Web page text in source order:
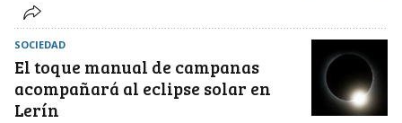
SOCIEDAD
El toque manual de campanas
acompañará al eclipse solar en
Lerín